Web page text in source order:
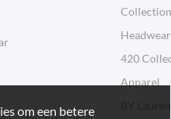
om een betere
Headwear
420
Apparel
BY